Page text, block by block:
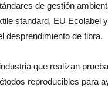
de gestión
standard, EU Ecolabel
desprendimiento de fibra.
que realizan
reproducibles para